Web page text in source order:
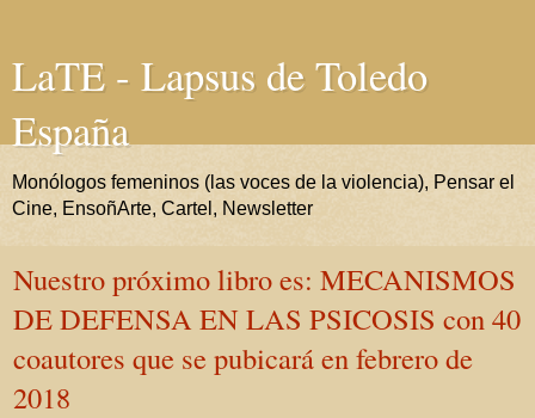
LaTE - Lapsus de Toledo
España
Monólogos femeninos (las voces de la violencia), Pensar el
Cine, EnsoñArte, Cartel, Newsletter
Nuestro próximo libro es: MECANISMOS
DE DEFENSA EN LAS PSICOSIS con 40
coautores que se pubicará en febrero de
2018